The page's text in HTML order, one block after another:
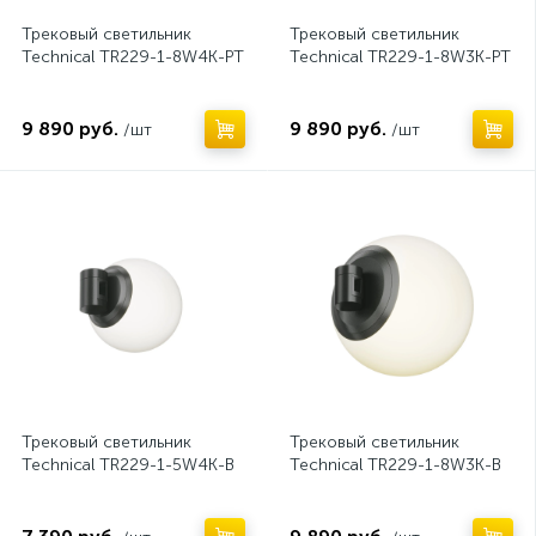
Трековый светильник
Technical TR229-1-8W4K-PT
9 890 руб. /шт
Трековый светильник
Technical TR229-1-8W3K-PT
9 890 руб. /шт
Трековый светильник
Technical TR229-1-5W4K-B
Трековый светильник
Technical TR229-1-8W3K-B